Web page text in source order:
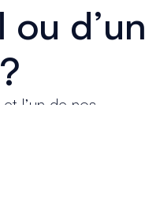
ou d’un
l’un de nos